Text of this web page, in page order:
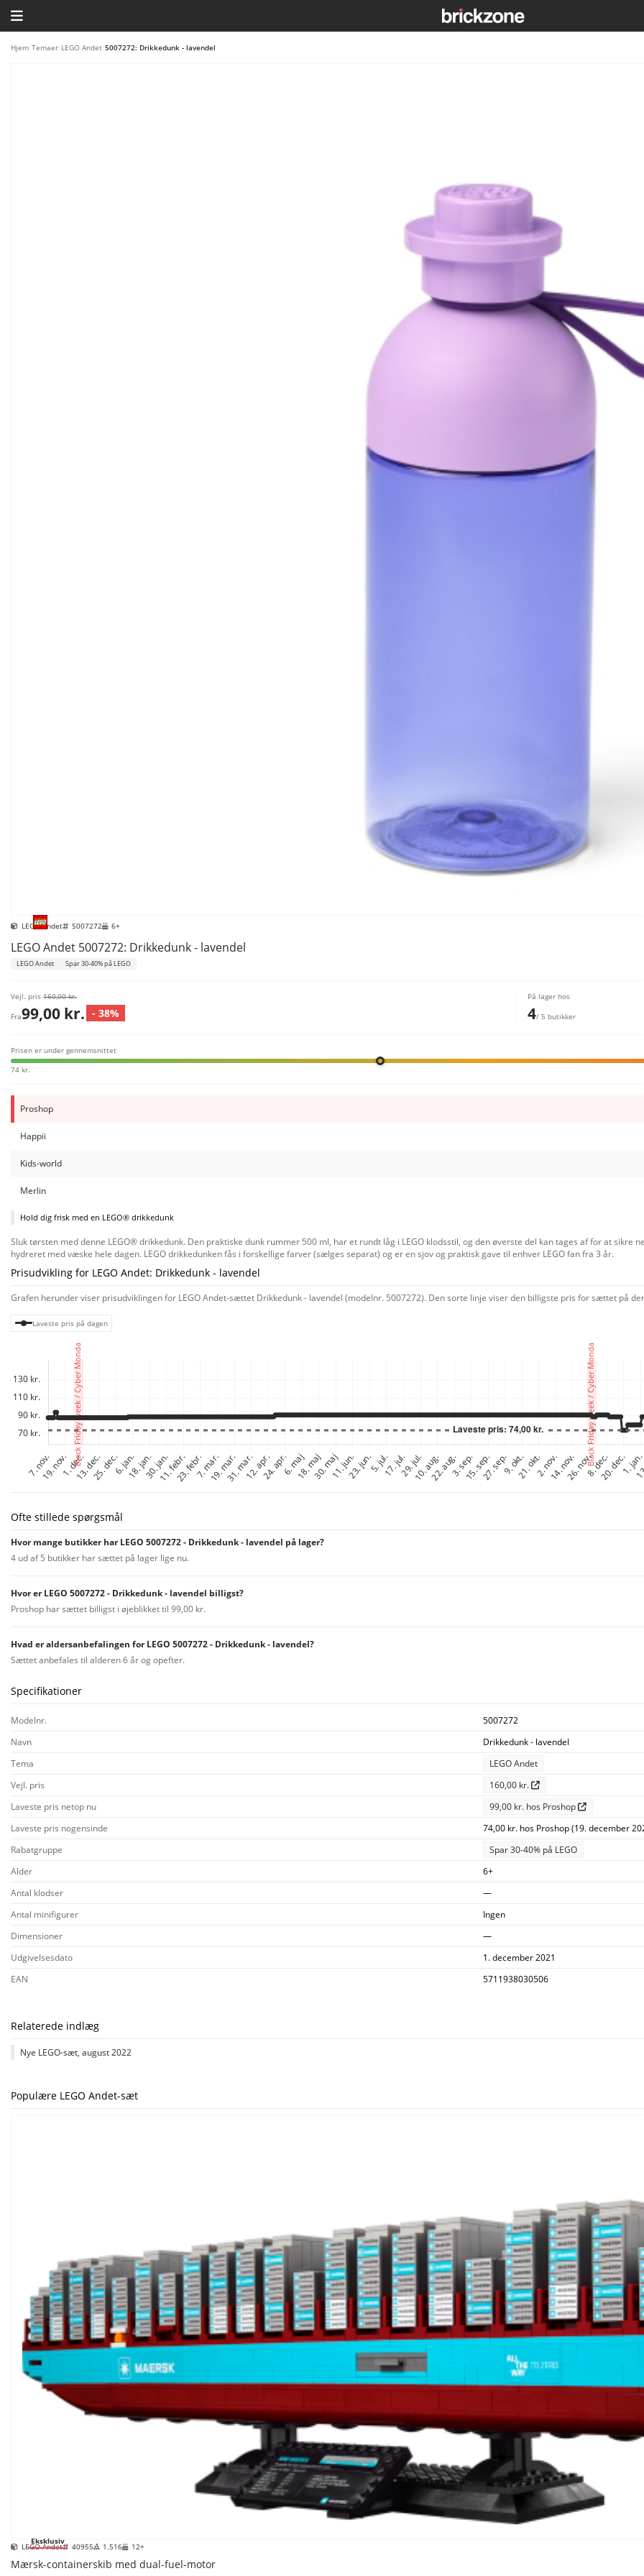
HJEM
Hjem Temaer LEGO Andet 5007272: Drikkedunk - lavendel
LEGO Andet 5007272 6+
LEGO Andet 5007272: Drikkedunk - lavendel
LEGO Andet Spar 30-40% på LEGO
Vejl. pris 160,00 kr.
Fra99,00 kr. - 38%
På lager hos
4/ 5 butikker
Prisen er under gennemsnittet
74 kr.
Proshop
Happii
Kids-world
Merlin
Hold dig frisk med en LEGO® drikkedunk
Sluk tørsten med denne LEGO® drikkedunk. Den praktiske dunk rummer 500 ml, har et rundt låg i LEGO klodsstil, og den øverste del kan tages af for at
hydreret med væske hele dagen. LEGO drikkedunken fås i forskellige farver (sælges separat) og er en sjov og praktisk gave til enhver LEGO fan fra 3 år.
Prisudvikling for LEGO Andet: Drikkedunk - lavendel
Grafen herunder viser prisudviklingen for LEGO Andet-sættet Drikkedunk - lavendel (modelnr. 5007272). Den sorte linje viser den billigste pris for sættet på
Laveste pris på dagen
Ofte stillede spørgsmål
Hvor mange butikker har LEGO 5007272 - Drikkedunk - lavendel på lager?
4 ud af 5 butikker har sættet på lager lige nu.
Hvor er LEGO 5007272 - Drikkedunk - lavendel billigst?
Proshop har sættet billigst i øjeblikket til 99,00 kr.
Hvad er aldersanbefalingen for LEGO 5007272 - Drikkedunk - lavendel?
Sættet anbefales til alderen 6 år og opefter.
Specifikationer
Modelnr.
5007272
Navn
Drikkedunk - lavendel
Tema
LEGO Andet
Vejl. pris
160,00 kr.
Laveste pris netop nu
99,00 kr. hos Proshop
Laveste pris nogensinde
74,00 kr. hos Proshop (19. december
Rabatgruppe
Spar 30-40% på LEGO
Alder
6+
Antal klodser
—
Antal minifigurer
Ingen
Dimensioner
—
Udgivelsesdato
1. december 2021
EAN
5711938030506
Relaterede indlæg
Nye LEGO-sæt, august 2022
Populære LEGO Andet-sæt
Eksklusiv
LEGO Andet 40955 1.516 12+
Mærsk-containerskib med dual-fuel-motor